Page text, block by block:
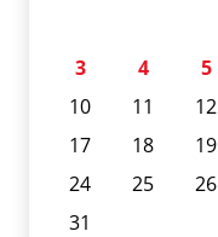
3
4 5
10
11 12
17
18 19
24
25 26
31